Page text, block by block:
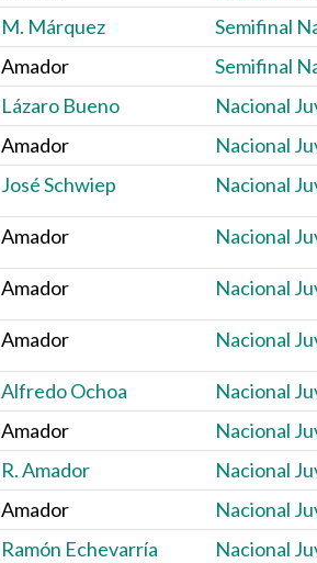
M. Márquez Semifinal
Amador Semifinal
Lázaro Bueno Nacional
Amador Nacional
José Schwiep Nacional
Amador Nacional
Amador Nacional
Amador Nacional
Alfredo Ochoa Nacional
Amador Nacional
R. Amador Nacional
Amador Nacional
Ramón Echevarría Nacional